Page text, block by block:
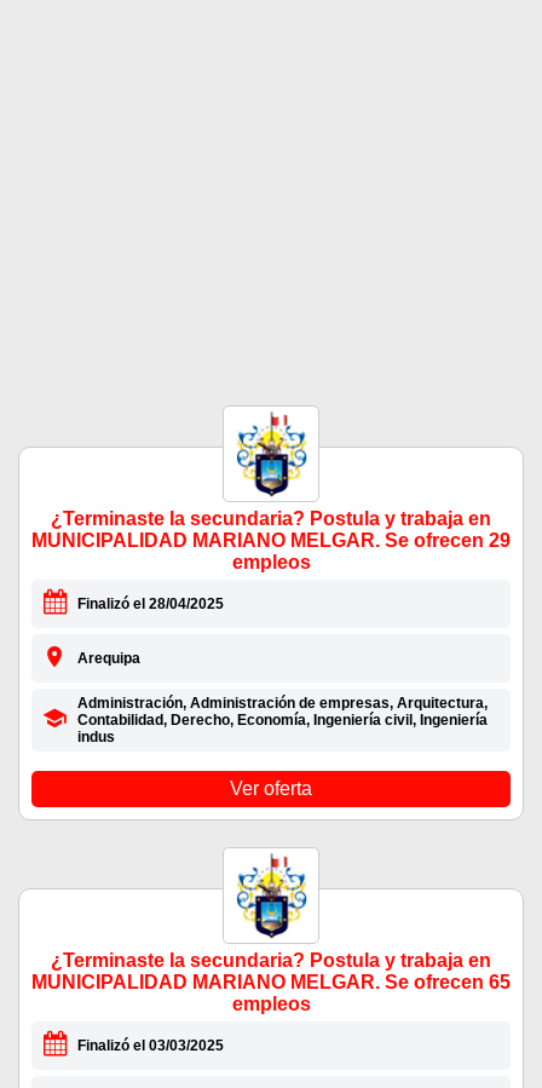
¿Terminaste la secundaria? Postula y trabaja en
MUNICIPALIDAD MARIANO MELGAR. Se ofrecen 29
empleos
Finalizó el 28/04/2025
Arequipa
Administración, Administración de empresas, Arquitectura,
Contabilidad, Derecho, Economía, Ingeniería civil, Ingeniería
indus
Ver oferta
¿Terminaste la secundaria? Postula y trabaja en
MUNICIPALIDAD MARIANO MELGAR. Se ofrecen 65
empleos
Finalizó el 03/03/2025